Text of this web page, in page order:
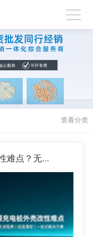
查看分类
难点？无...